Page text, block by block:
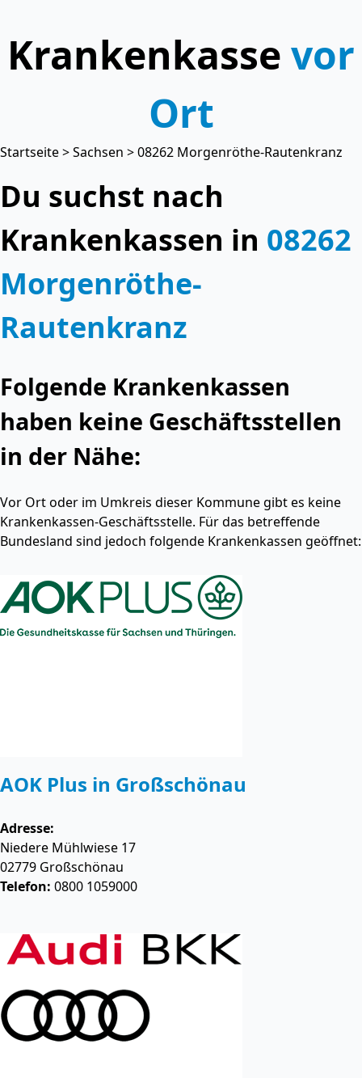
Krankenkasse vor
Ort
Startseite>Sachsen > 08262 Morgenröthe-Rautenkranz
Du suchst nach
Krankenkassen in 08262
Morgenröthe-
Rautenkranz
Folgende Krankenkassen
haben keine Geschäftsstellen
in der Nähe:
Vor Ort oder im Umkreis dieser Kommune gibt es keine
Krankenkassen-Geschäftsstelle. Für das betreffende
Bundesland sind jedoch folgende Krankenkassen geöffnet:
AOK Plus in Großschönau
Adresse:
Niedere Mühlwiese 17
02779 Großschönau
Telefon: 0800 1059000